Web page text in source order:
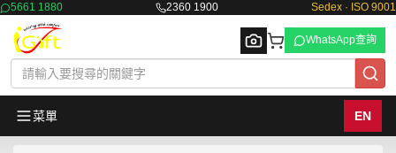
5661 1880 2360 1900 Sedex · ISO 9001
WhatsApp查詢
菜單 EN